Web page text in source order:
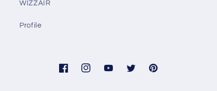
WIZZAIR
Profile
FacebookInstagramYouTubeTwitter Pinterest